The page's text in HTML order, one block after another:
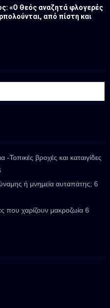
«Ο Θεός αναζητά φλογερές
από πίστη και
-Τοπικές βροχές και καταιγίδες
ή μνημεία αυταπάτης; 6
που χαρίζουν μακροζωία 6